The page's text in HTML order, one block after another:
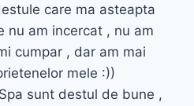
care ma asteapta
nu am incercat , nu am
cumpar , dar am mai
mele :))
sunt destul de bune ,